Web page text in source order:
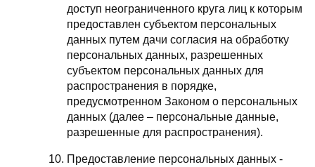
доступ неограниченного круга лиц к которым
предоставлен субъектом персональных
данных путем дачи согласия на обработку
персональных данных, разрешенных
субъектом персональных данных для
распространения в порядке,
предусмотренном Законом о персональных
данных (далее – персональные данные,
разрешенные для распространения).
Предоставление персональных данных -